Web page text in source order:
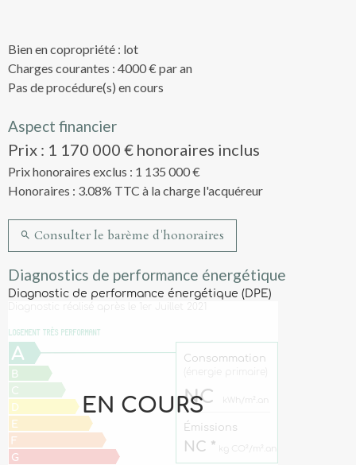
Bien en copropriété : lot
Charges courantes : 4000 € par an
Pas de procédure(s) en cours
Aspect financier
Prix : 1 170 000 € honoraires inclus
Prix honoraires exclus : 1 135 000 €
Honoraires : 3.08% TTC à la charge l'acquéreur
Consulter le barème d'honoraires
Diagnostics de performance énergétique